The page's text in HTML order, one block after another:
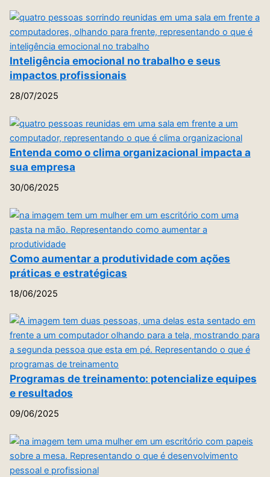
Inteligência emocional no trabalho e seus
impactos profissionais
28/07/2025
Entenda como o clima organizacional impacta a
sua empresa
30/06/2025
Como aumentar a produtividade com ações
práticas e estratégicas
18/06/2025
Programas de treinamento: potencialize equipes
e resultados
09/06/2025